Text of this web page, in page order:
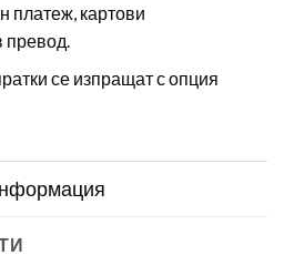
платеж, картови
превод.
се изпращат с опция